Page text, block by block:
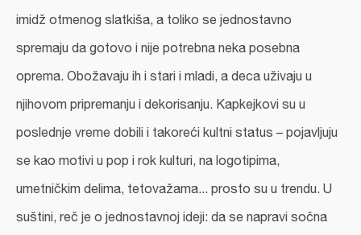
imidž otmenog slatkiša, a toliko se jednostavno
spremaju da gotovo i nije potrebna neka posebna
oprema. Obožavaju ih i stari i mladi, a deca uživaju u
njihovom pripremanju i dekorisanju. Kapkejkovi su u
poslednje vreme dobili i takoreći kultni status – pojavljuju
se kao motivi u pop i rok kulturi, na logotipima,
umetničkim delima, tetovažama... prosto su u trendu. U
suštini, reč je o jednostavnoj ideji: da se napravi sočna